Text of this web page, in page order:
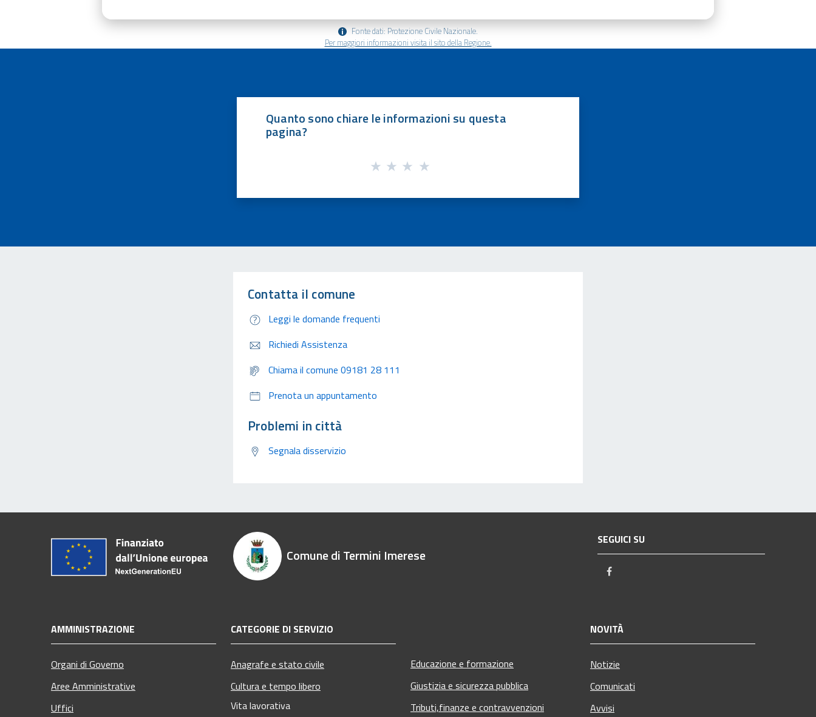
Fonte dati: Protezione Civile Nazionale.
Per maggiori informazioni visita il sito della Regione.
Quanto sono chiare le informazioni su questa
pagina?
Contatta il comune
Leggi le domande frequenti
Richiedi Assistenza
Chiama il comune 09181 28 111
Prenota un appuntamento
Problemi in città
Segnala disservizio
Comune di Termini Imerese
SEGUICI SU
AMMINISTRAZIONE
Organi di Governo
Aree Amministrative
Uffici
CATEGORIE DI SERVIZIO
Anagrafe e stato civile
Cultura e tempo libero
Vita lavorativa
Educazione e formazione
Giustizia e sicurezza pubblica
Tributi,finanze e contravvenzioni
NOVITÀ
Notizie
Comunicati
Avvisi